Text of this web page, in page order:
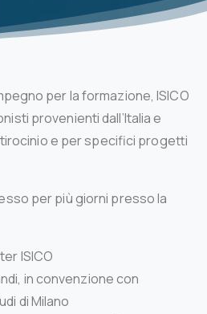
per la formazione, ISICO
provenienti dall’Italia e
e per specifici progetti
per più giorni presso la
ISICO
in convenzione con
di Milano